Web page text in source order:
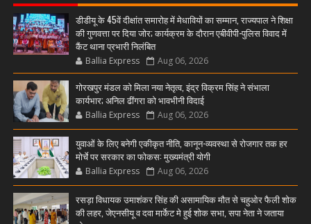
डीडीयू के 45वें दीक्षांत समारोह में मेधावियों का सम्मान, राज्यपाल ने शिक्षा
की गुणवत्ता पर दिया जोर; कार्यक्रम के दौरान एबीवीपी-पुलिस विवाद में
कैंट थाना प्रभारी निलंबित
Ballia Express Aug 06, 2026
गोरखपुर मंडल को मिला नया नेतृत्व, इंद्र विक्रम सिंह ने संभाला
कार्यभार; अनिल ढींगरा को भावभीनी विदाई
Ballia Express Aug 06, 2026
युवाओं के लिए बनेगी एकीकृत नीति, कानून-व्यवस्था से रोजगार तक हर
मोर्चे पर सरकार का फोकस: मुख्यमंत्री योगी
Ballia Express Aug 06, 2026
रसड़ा विधायक उमाशंकर सिंह की असामायिक मौत से चहुओर फैली शोक
की लहर, जेएनसीयू व दवा मार्केट मे हुई शोक सभा, सपा नेता ने जताया